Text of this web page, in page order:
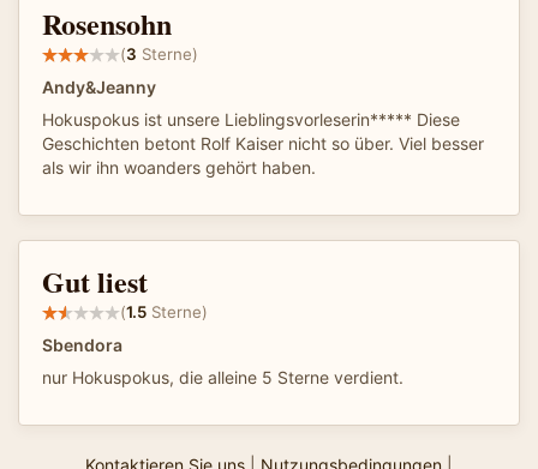
Rosensohn
(3 Sterne)
Andy&Jeanny
Hokuspokus ist unsere Lieblingsvorleserin***** Diese
Geschichten betont Rolf Kaiser nicht so über. Viel besser
als wir ihn woanders gehört haben.
Gut liest
(1.5 Sterne)
Sbendora
nur Hokuspokus, die alleine 5 Sterne verdient.
Kontaktieren Sie uns Nutzungsbedingungen